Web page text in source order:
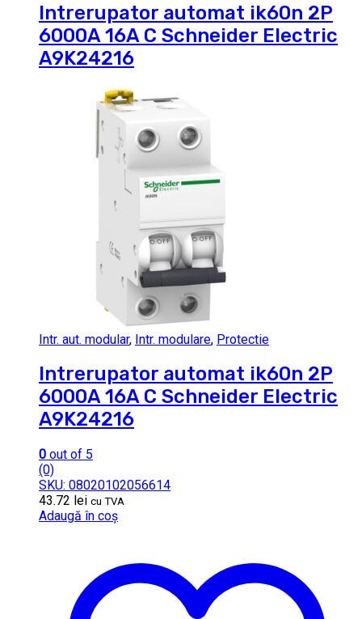
Intrerupator automat ik60n 2P
6000A 16A C Schneider Electric
A9K24216
Intr. aut. modular, Intr. modulare, Protectie
Intrerupator automat ik60n 2P
6000A 16A C Schneider Electric
A9K24216
0 out of 5
(0)
SKU: 08020102056614
43.72 lei cu TVA
Adaugă în coș